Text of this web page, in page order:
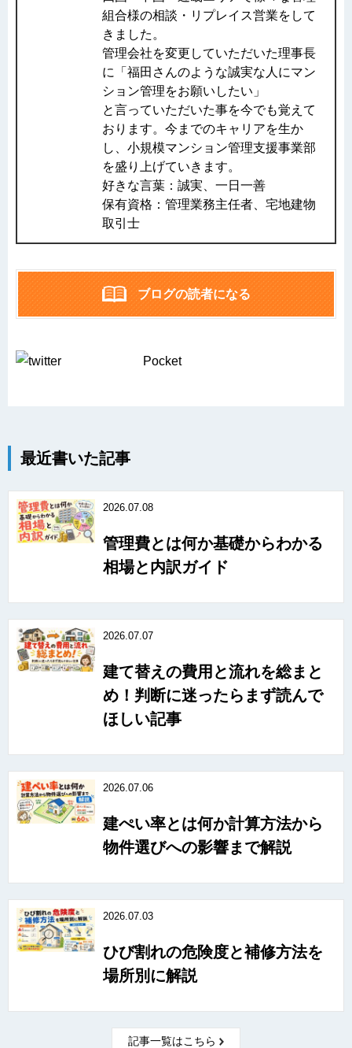
組合様の相談・リプレイス営業をして
きました。
管理会社を変更していただいた理事長
に「福田さんのような誠実な人にマン
ション管理をお願いしたい」
と言っていただいた事を今でも覚えて
おります。今までのキャリアを生か
し、小規模マンション管理支援事業部
を盛り上げていきます。
好きな言葉：誠実、一日一善
保有資格：管理業務主任者、宅地建物
取引士
ブログの読者になる
Pocket
最近書いた記事
2026.07.08
管理費とは何か基礎からわかる
相場と内訳ガイド
2026.07.07
建て替えの費用と流れを総まと
め！判断に迷ったらまず読んで
ほしい記事
2026.07.06
建ぺい率とは何か計算方法から
物件選びへの影響まで解説
2026.07.03
ひび割れの危険度と補修方法を
場所別に解説
記事一覧はこちら